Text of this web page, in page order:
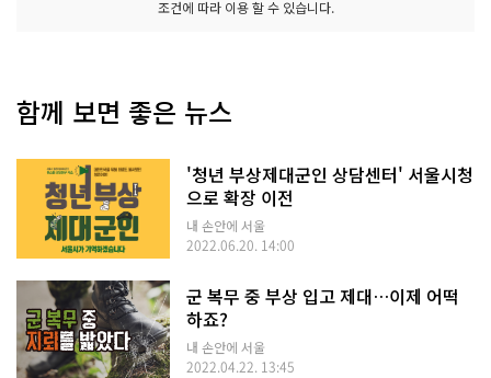
조건에 따라 이용 할 수 있습니다.
함께 보면 좋은 뉴스
'청년 부상제대군인 상담센터' 서울시청
으로 확장 이전
내 손안에 서울
2022.06.20. 14:00
군 복무 중 부상 입고 제대…이제 어떡
하죠?
내 손안에 서울
2022.04.22. 13:45